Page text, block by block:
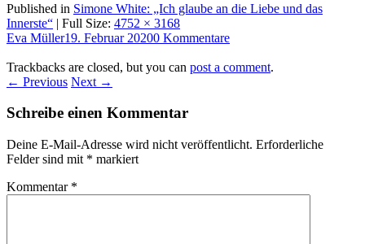
Published in Simone White: „Ich glaube an die Liebe und das
Innerste“ | Full Size: 4752 × 3168
Eva Müller19. Februar 20200 Kommentare
Trackbacks are closed, but you can post a comment.
← Previous Next →
Schreibe einen Kommentar
Deine E-Mail-Adresse wird nicht veröffentlicht. Erforderliche
Felder sind mit * markiert
Kommentar *